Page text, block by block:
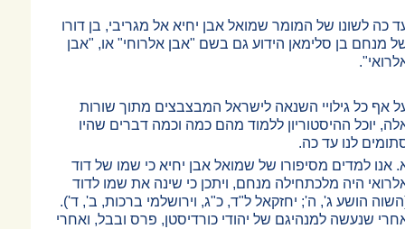
כה לשונו של המומר שמואל אבן יחיא אל מגריבי, בן דורו
מנחם בן סלימאן הידוע גם בשם "אבן אלרוחי" או, "אבן
אף כל גילויי השנאה לישראל המבצבצים מתוך שורות
יוכל ההיסטוריון ללמוד מהם כמה וכמה דברים שהיו
לנו עד כה.
אנו למדים מסיפורו של שמואל אבן יחיא כי שמו של דוד
היה מלכתחילה מנחם, ויתכן כי שינה את שמו לדוד
הושע ג', ה'; יחזקאל ל"ד, כ"ג, וירושלמי ברכות, ב', ד').
שנעשה למנהיגם של יהודי כורדיסטן, פרס ובבל, ואחרי